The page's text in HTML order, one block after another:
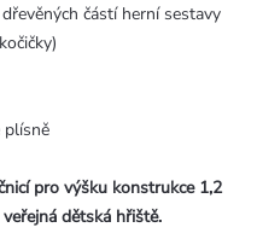
částí herní sestavy
plísně
pro výšku konstrukce 1,2
dětská hřiště.